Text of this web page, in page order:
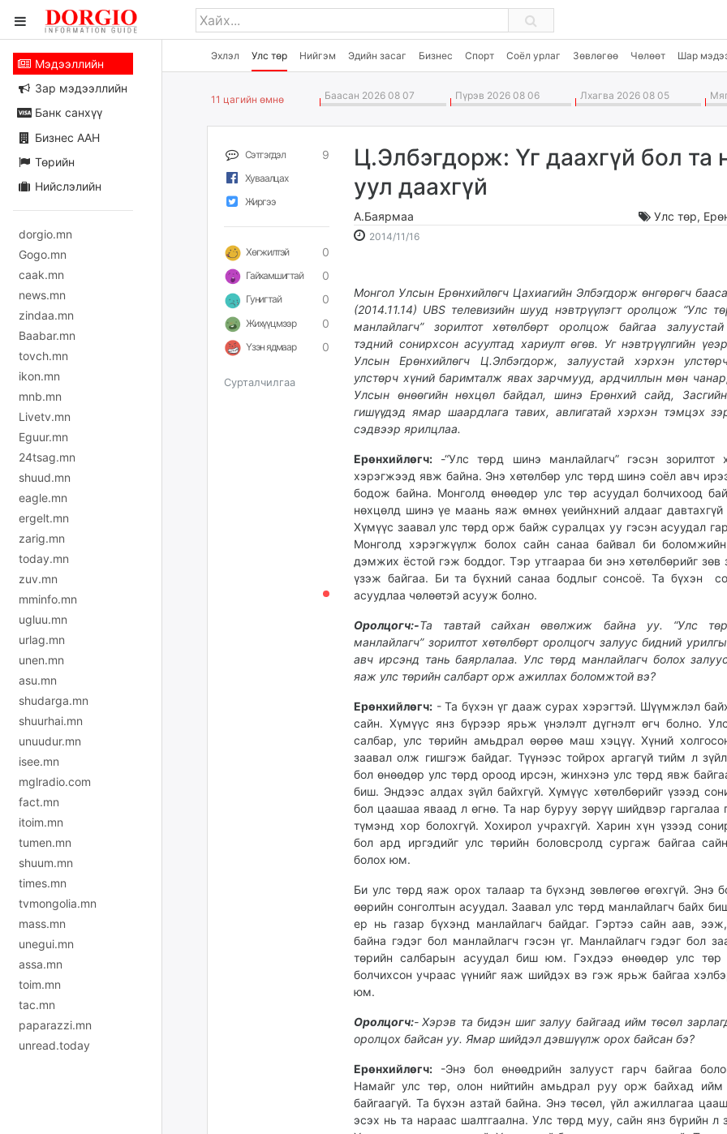
Эхлэл Улс төр Нийгэм Эдийн засаг Бизнес Спорт Соёл урлаг Зөвлөгөө Чөлөөт Шар
Мэдээллийн
Зар мэдээллийн
Банк санхүү
Бизнес ААН
Төрийн
Нийслэлийн
dorgio.mn
Gogo.mn
caak.mn
news.mn
zindaa.mn
Baabar.mn
tovch.mn
ikon.mn
mnb.mn
Livetv.mn
Eguur.mn
24tsag.mn
shuud.mn
eagle.mn
ergelt.mn
zarig.mn
today.mn
zuv.mn
mminfo.mn
ugluu.mn
urlag.mn
unen.mn
asu.mn
shudarga.mn
shuurhai.mn
unuudur.mn
isee.mn
mglradio.com
fact.mn
itoim.mn
tumen.mn
shuum.mn
times.mn
tvmongolia.mn
mass.mn
unegui.mn
assa.mn
toim.mn
tac.mn
paparazzi.mn
unread.today
11 цагийн өмнө Баасан 2026 08 07 Пүрэв 2026 08 06 Лхагва 2026 08 05
Сэтгэгдэл 9
Хуваалцах
Жиргээ
Хөгжилтэй 0
Гайхамшигтай 0
Гунигтай 0
Жихүүцмээр 0
Үзэн ядмаар 0
Сурталчилгаа
Ц.Элбэгдорж: Үг даахгүй бол та
уул даахгүй
А.Баярмаа Улс төр,
2014/11/162014-
18:25:54
2026-
03:43:01
Монгол Улсын Ерөнхийлөгч Цахиагийн Элбэгдорж өнгөрөгч
(2014.11.14) UBS телевизийн шууд нэвтрүүлэгт оролцож “Улс
манлайлагч” зорилтот хөтөлбөрт оролцож байгаа
тэдний сонирхсон асуултад хариулт өгөв. Уг нэвтрүүлгийн
Улсын Ерөнхийлөгч Ц.Элбэгдорж, залуустай хэрхэн
улстөрч хүний баримталж явах зарчмууд, ардчиллын мөн
Улсын өнөөгийн нөхцөл байдал, шинэ Ерөнхий сайд,
гишүүдэд ямар шаардлага тавих, авлигатай хэрхэн тэмцэх
сэдвээр ярилцлаа.
Ерөнхийлөгч: -“Улс төрд шинэ манлайлагч” гэсэн зорилтот
хэрэгжээд явж байна. Энэ хөтөлбөр улс төрд шинэ соёл авч
бодож байна. Монголд өнөөдөр улс төр асуудал болчихоод
нөхцөлд шинэ үе маань яаж өмнөх үеийнхний алдааг давтахгүй
Хүмүүс заавал улс төрд орж байж суралцах уу гэсэн асуудал
Монголд хэрэгжүүлж болох сайн санаа байвал би
дэмжих ёстой гэж боддог. Тэр утгаараа би энэ хөтөлбөрийг зөв
үзэж байгаа. Би та бүхний санаа бодлыг сонсоё. Та бүхэн
асуудлаа чөлөөтэй асууж болно.
Оролцогч:-Та тавтай сайхан өвөлжиж байна уу. “Улс
манлайлагч” зорилтот хөтөлбөрт оролцогч залуус бидний
авч ирсэнд тань баярлалаа. Улс төрд манлайлагч болох
яаж улс төрийн салбарт орж ажиллах боломжтой вэ?
Ерөнхийлөгч: - Та бүхэн үг дааж сурах хэрэгтэй. Шүүмжлэл
сайн. Хүмүүс янз бүрээр ярьж үнэлэлт дүгнэлт өгч болно.
салбар, улс төрийн амьдрал өөрөө маш хэцүү. Хүний
заавал олж гишгэж байдаг. Түүнээс тойрох аргагүй тийм л
бол өнөөдөр улс төрд ороод ирсэн, жинхэнэ улс төрд явж
биш. Эндээс алдах зүйл байхгүй. Хүмүүс хөтөлбөрийг үзээд
бол цаашаа яваад л өгнө. Та нар буруу зөрүү шийдвэр гаргалаа
түмэнд хор болохгүй. Хохирол учрахгүй. Харин хүн үзээд
бол ард иргэдийг улс төрийн боловсролд сургаж байгаа
болох юм.
Би улс төрд яаж орох талаар та бүхэнд зөвлөгөө өгөхгүй. Энэ
өөрийн сонголтын асуудал. Заавал улс төрд манлайлагч байх
ер нь газар бүхэнд манлайлагч байдаг. Гэртээ сайн аав,
байна гэдэг бол манлайлагч гэсэн үг. Манлайлагч гэдэг бол
төрийн салбарын асуудал биш юм. Гэхдээ өнөөдөр улс төр
болчихсон учраас үүнийг яаж шийдэх вэ гэж ярьж байгаа
юм.
Оролцогч:- Хэрэв та бидэн шиг залуу байгаад ийм төсөл
оролцох байсан уу. Ямар шийдэл дэвшүүлж орох байсан бэ?
Ерөнхийлөгч: -Энэ бол өнөөдрийн залууст гарч байгаа
Намайг улс төр, олон нийтийн амьдрал руу орж байхад
байгаагүй. Та бүхэн азтай байна. Энэ төсөл, үйл ажиллагаа
эсэх нь та нараас шалтгаална. Улс төрд муу, сайн янз бүрийн л